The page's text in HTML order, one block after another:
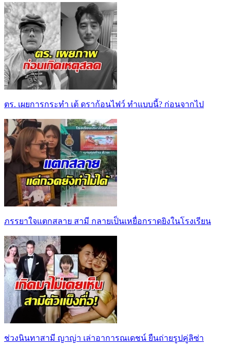
ตร. เผยการกระทำ เต้ ดราก้อนไฟว์ ทำแบบนี้? ก่อนจากไป
ภรรยาใจแตกสลาย สามี กลายเป็นเหยื่อกราดยิงในโรงเรียน
ช่วงนินทาสามี ญาญ่า เล่าอาการณเดชน์ ยืนถ่ายรูปคู่ลิซ่า